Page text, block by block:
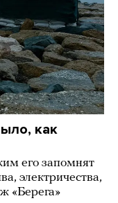
как
его запомнят
электричества,
«Берега»